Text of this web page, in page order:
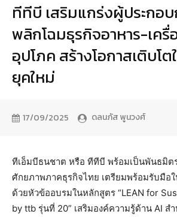
ทีทีบี เสริมแกร่งผู้ประกอบ
พลิกโฉมธุรกิจอาหาร-เค
อุปโภค สร้างโอกาสเติบโ
ยุคใหม่
17/09/2025 ดลนภัส พูนวงศ์
ทีเอ็มบีธนชาต หรือ ทีทีบี พร้อมเป็นพันธมิต
ศักยภาพภาคธุรกิจไทย เตรียมพร้อมรับมือ
ด้วยหัวข้ออบรมในหลักสูตร “LEAN for
by ttb รุ่นที่ 20” เสริมองค์ความรู้ด้าน AI ส